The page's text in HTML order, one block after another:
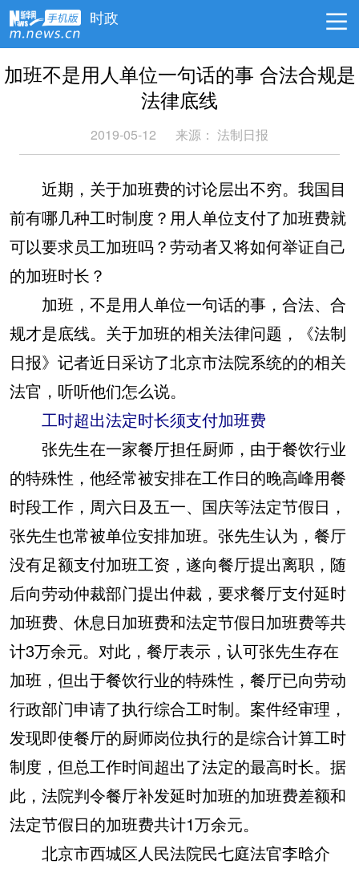
时政
加班不是用人单位一句话的事 合法合规是
法律底线
2019-05-12 来源： 法制日报
近期，关于加班费的讨论层出不穷。我国目
前有哪几种工时制度？用人单位支付了加班费就
可以要求员工加班吗？劳动者又将如何举证自己
的加班时长？
加班，不是用人单位一句话的事，合法、合
规才是底线。关于加班的相关法律问题，《法制
日报》记者近日采访了北京市法院系统的的相关
法官，听听他们怎么说。
工时超出法定时长须支付加班费
张先生在一家餐厅担任厨师，由于餐饮行业
的特殊性，他经常被安排在工作日的晚高峰用餐
时段工作，周六日及五一、国庆等法定节假日，
张先生也常被单位安排加班。张先生认为，餐厅
没有足额支付加班工资，遂向餐厅提出离职，随
后向劳动仲裁部门提出仲裁，要求餐厅支付延时
加班费、休息日加班费和法定节假日加班费等共
计3万余元。对此，餐厅表示，认可张先生存在
加班，但出于餐饮行业的特殊性，餐厅已向劳动
行政部门申请了执行综合工时制。案件经审理，
发现即使餐厅的厨师岗位执行的是综合计算工时
制度，但总工作时间超出了法定的最高时长。据
此，法院判令餐厅补发延时加班的加班费差额和
法定节假日的加班费共计1万余元。
北京市西城区人民法院民七庭法官李晗介